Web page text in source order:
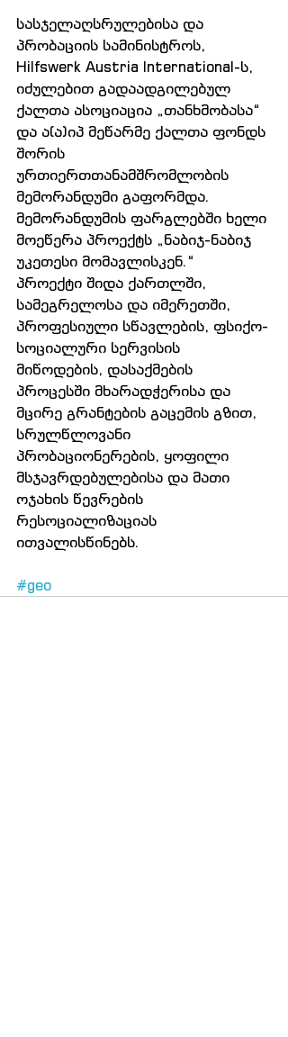
სასჯელაღსრულებისა და
პრობაციის სამინისტროს,
Hilfswerk Austria International-ს,
იძულებით გადაადგილებულ
ქალთა ასოციაცია „თანხმობასა“
და ა(ა)იპ მეწარმე ქალთა ფონდს
შორის
ურთიერთთანამშრომლობის
მემორანდუმი გაფორმდა.
მემორანდუმის ფარგლებში ხელი
მოეწერა პროექტს „ნაბიჯ-ნაბიჯ
უკეთესი მომავლისკენ.“
პროექტი შიდა ქართლში,
სამეგრელოსა და იმერეთში,
პროფესიული სწავლების, ფსიქო-
სოციალური სერვისის
მიწოდების, დასაქმების
პროცესში მხარადჭერისა და
მცირე გრანტების გაცემის გზით,
სრულწლოვანი
პრობაციონერების, ყოფილი
მსჯავრდებულებისა და მათი
ოჯახის წევრების
რესოციალიზაციას
ითვალისწინებს.
#geo